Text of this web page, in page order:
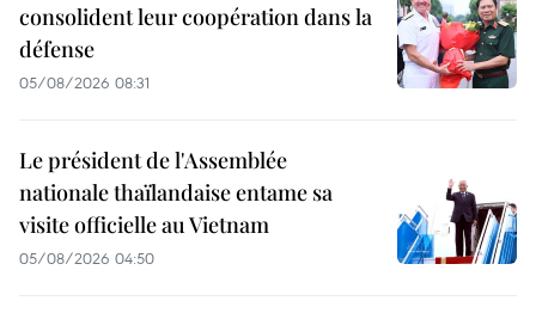
consolident leur coopération dans la
défense
05/08/2026 08:31
Le président de l'Assemblée
nationale thaïlandaise entame sa
visite officielle au Vietnam
05/08/2026 04:50